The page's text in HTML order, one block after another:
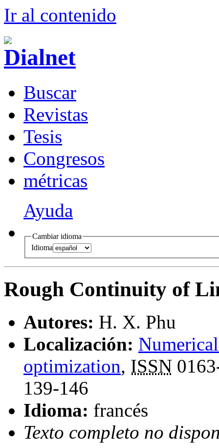
Ir al contenido
Buscar
Revistas
Tesis
Congresos
métricas
Ayuda
Cambiar idioma
Idioma
Rough Continuity of
Autores: H. X. Phu
Localización:
optimization, ISSN
139-146
Idioma: francés
Texto completo no